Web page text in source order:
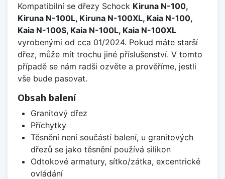
Kompatibilní se dřezy Schock Kiruna N-100,
Kiruna N-100L, Kiruna N-100XL, Kaia N-100,
Kaia N-100S, Kaia N-100L, Kaia N-100XL
vyrobenými od cca 01/2024. Pokud máte starší
dřez, může mít trochu jiné příslušenství. V tomto
případě se nám radši ozvěte a prověříme, jestli
vše bude pasovat.
Obsah balení
Granitový dřez
Příchytky
Těsnění není součástí balení, u granitových
dřezů se jako těsnění používá silikon
Odtokové armatury, sítko/zátka, excentrické
ovládání